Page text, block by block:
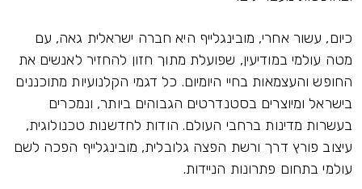
כיום, עשור אחרי, מובינגלייף היא חברה ישראלית גאה, עם
מטה עולמי במודיעין, שפועלת מתוך חזון להחזיר לאנשים את
החופש והעצמאות בחיי היומיום. כל דגמי הקלנועיות מתוכננים
בישראל ומיוצרים בסטנדרטים הגבוהים ביותר, ונמכרים
בעשרות מדינות ברחבי העולם. הודות לחדשנות טכנולוגית,
עיצוב פורץ דרך ורשת הפצה גלובלית, מובינגלייף הפכה לשם
עולמי בתחום פתרונות הניידות.